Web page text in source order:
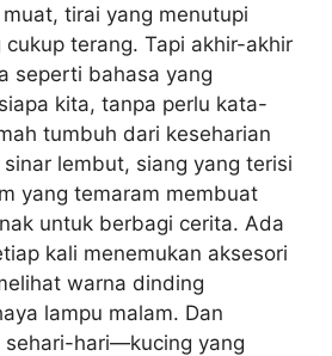
tirai yang menutupi
cukup terang. Tapi akhir-akhir
seperti bahasa yang
kita, tanpa perlu kata-
tumbuh dari keseharian
lembut, siang yang terisi
yang temaram membuat
untuk berbagi cerita. Ada
kali menemukan aksesori
warna dinding
lampu malam. Dan
sehari-hari—kucing yang